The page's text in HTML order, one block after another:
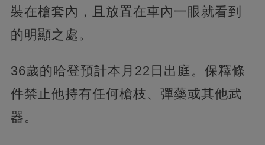
裝在槍套內，且放置在車內一眼就看到
的明顯之處。
36歲的哈登預計本月22日出庭。保釋條
件禁止他持有任何槍枝、彈藥或其他武
器。